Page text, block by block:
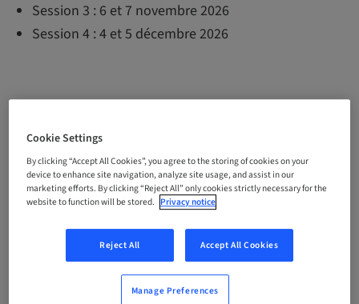
Session 3 : 6 et 7 novembre 2026
Session 4 : 4 et 5 décembre 2026
Perfectionner ses connaissances dans la pose
d’implants par voie crestale. Améliorer sa pratique
pour réaliser des soulevés de sinus.
Praticiens uniquement ou avec leur assistante
Cookie Settings
By clicking “Accept All Cookies”, you agree to the storing of cookies on your
device to enhance site navigation, analyze site usage, and assist in our
marketing efforts. By clicking “Reject All” only cookies strictly necessary for the
website to function will be stored. Privacy notice
Reject All Accept All Cookies
Manage Preferences